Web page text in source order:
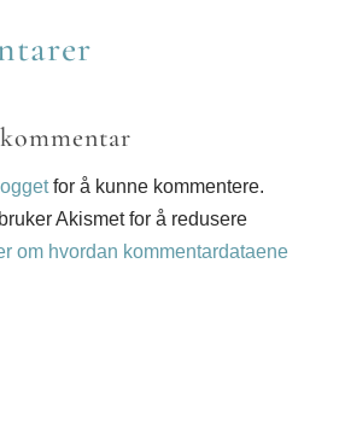
for å kunne kommentere.
Akismet for å redusere
om hvordan kommentardataene